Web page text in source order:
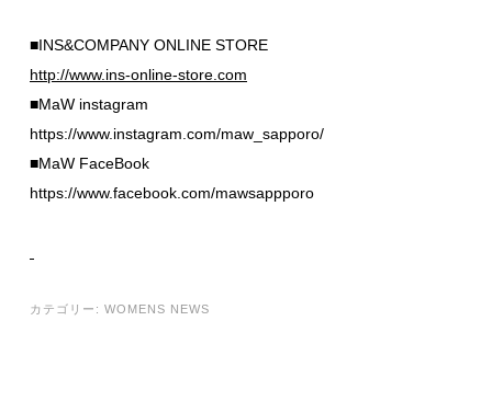
■INS&COMPANY ONLINE STORE
http://www.ins-online-store.com
■MaW instagram
https://www.instagram.com/maw_sapporo/
■MaW FaceBook
https://www.facebook.com/mawsappporo
カテゴリー: WOMENS NEWS